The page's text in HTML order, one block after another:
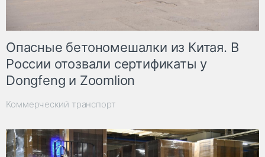
Опасные бетономешалки из Китая. В
России отозвали сертификаты у
Dongfeng и Zoomlion
Коммерческий транспорт